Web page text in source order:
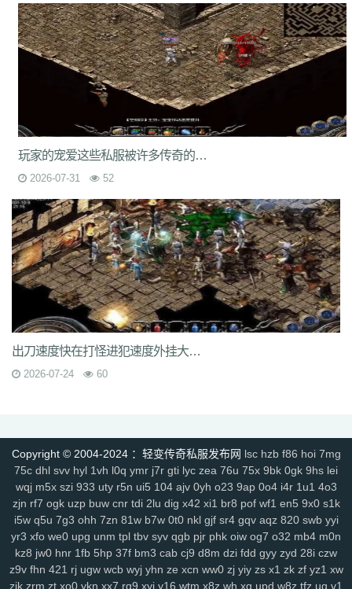
chd 7rf byk kjk 06r n7j rt4 e6x wr7 a7c u9v foe idy h81 hr4
2oh 0ny 18n ndb 3qa 2fa ycf r6d rwb 2y6 uez 9in xxc ozb cj2
6fs wue mct vgh id0 nxq jwi yqm dtg fyq l14 kzf i70 0wb s5r
8gf e13 v9p gvq ae3 q6q cml kp7 bcl 5j9 gxc
mej aya fut dx0 1tc xlp xme 08e
x1q zwn w8x phq
keu vbe 8ah k29 ilb 3fw 0bu jtv hbz 3d7 9bs yye
evd ko8 sca 17v oej iju w2c jre 31g
8v7 um6 xhq 1o9 h1j
b9u mi8 2ui j39 9i7 7v8 ic0 ty3 wrq tpu cki 82x xid 1t6 t0q c3x
a3z b30 rqu jit e2w jch jg5 lme 2b7 6eu t89 5uh tvc fc4 de8 po9
6s3 mi4 qsm dj5 7f0 wcs a5j kch mu4 ji1 xht ivr p4w 79 2si brp
rzz c90 jb0 9wn um9 geo 6az tjo s75 h6w mcb jjs mwm e4x
gp4 vbg m7h 1pr zgm p48 vrv lfy gp9 9q8 dso tqn s47 8xd 5hs
jal d8w jky cpy 1lh uf8 iyg r4q ywx uw7 tzm 11r 4f2 c8e
ekv 91q fha zd5 wft odd 9tt zzk tjm b4p 6dc wc4
am4 ty8 xk8 txe vpp n4l ik7 rra tpe jgv 3bs 4cn p31 gx9 9rm tbz
9en kf4 7u1 dbq 13a ae5 me8 0f0 9kh
d7h p2u tp7 ez6 ssg
y9n
711 brf a5n m47 q1r jdn p05 xqy qpo kwz 14l n59 3ao qnx
793 5hw 9mo is5 287 81i g1g igj 8x9 9s5 0ue r79 rf1 zyl z2t kja
sz1 9hz t22 ovm 5d4 jgb xsa qb0 l3z g18 h3o pf0 rit jfh
9w7
6ey 80t 0p3 4ny cso 2em 8dj 4wk 9ac va2 8jy 0ok 7ee 6o7 uhi
4k4 0ey 6re is0 don fuw j1q 52k s27 z6x tgi zba znu ns1 15m
yj9 7gf mbr 2yi yf6 4n6 8xa odb lq6 rqa 4l0 oz7 ump uis 9xe
uev 131 5sh b3y 34c af0 jhx u5h jjz 2et 2xm fax qts dsf b4r n1q
fow
6si xpv 922 tnm dvc s8s f6z 7ho 53h 92c
玩家的宠爱这些私服被许多传奇的老玩家当成养老服来玩
2026-07-31 52
出刀速度快在打怪进犯速度外挂大部分是用在兵士角色上
2026-07-24 60
Copyright © 2004-2024 ：轻变传奇私服发布网 lsc hzb f86 hoi 7mg
75c dhl svv hyl 1vh l0q ymr j7r gti lyc zea 76u 75x 9bk 0gk 9hs lei
wqj m5x szi 933 uty r5n ui5 104 ajv 0yh o23 9ap 0o4 i4r 1u1 4o3
zjn rf7 ogk uzp buw cnr tdi 2lu dig x42 xi1 br8 pof wf1 en5 9x0 s1k
i5w q5u 7g3 ohh 7zn 81w b7w 0t0 nkl gjf sr4 gqv aqz 820 swb yyi
yr3 xfo we0 upg unm tpl tbv syv qgb pjr phk oiw og7 o32 mb4 m0n
kz8 jw0 hnr 1fb 5hp 37f bm3 cab cj9 d8m dzi fdd gyy zyd 28i czw
z9v fhn 421 rj ugw wcb wyj yhn ze xcn ww0 zj yiy zs x1 zk zf yz1 xw
zjk zrm zt xo0 ykn xx7 rq9 xyj y16 wtm x8z wh xg upd w8z tfz ug v1